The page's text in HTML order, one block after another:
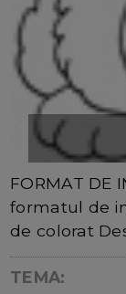
FORMAT DE
formatul de
de colorat
TEMA: